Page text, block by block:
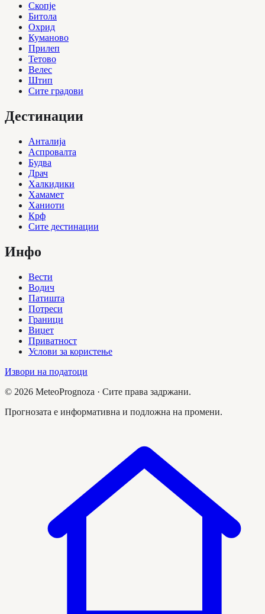
Скопје
Битола
Охрид
Куманово
Прилеп
Тетово
Велес
Штип
Сите градови
Дестинации
Анталија
Аспровалта
Будва
Драч
Халкидики
Хамамет
Ханиоти
Крф
Сите дестинации
Инфо
Вести
Водич
Патишта
Потреси
Граници
Виџет
Приватност
Услови за користење
Извори на податоци
© 2026 MeteoPrognoza · Сите права задржани.
Прогнозата е информативна и подложна на промени.